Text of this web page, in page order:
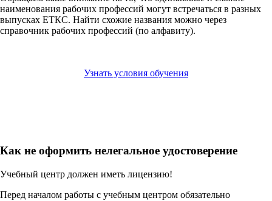
наименования рабочих профессий могут встречаться в разных
выпусках ЕТКС. Найти схожие названия можно через
справочник рабочих профессий (по алфавиту).
Узнать условия обучения
Как не оформить нелегальное удостоверение
Учебный центр должен иметь лицензию!
Перед началом работы с учебным центром обязательно